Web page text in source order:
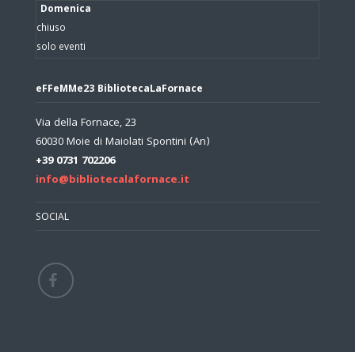
Domenica
chiuso
solo eventi
eFFeMMe23 BibliotecaLaFornace
Via della Fornace, 23
60030 Moie di Maiolati Spontini (An)
+39 0731 702206
info@bibliotecalafornace.it
SOCIAL